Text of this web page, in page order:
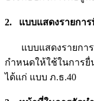
2. แบบแสดงรายการ
แบบแสดงรายการ
กำหนดให้ใช้ในการยื่
ได้แก่ แบบ ภ.ธ.40